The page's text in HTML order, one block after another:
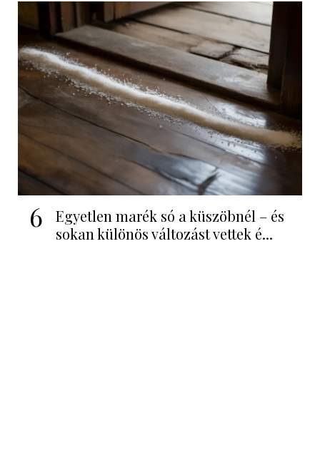
6
Egyetlen marék só a küszöbnél – és
sokan különös változást vettek é...